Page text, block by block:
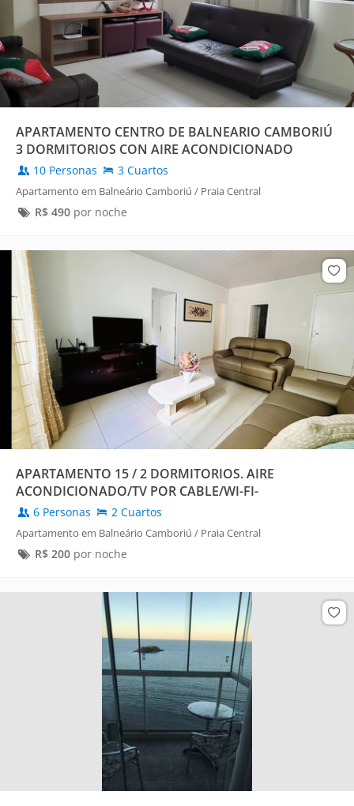
APARTAMENTO CENTRO DE BALNEARIO CAMBORIÚ
3 DORMITORIOS CON AIRE ACONDICIONADO
10 Personas 3 Cuartos
Apartamento em Balneário Camboriú / Praia Central
R$ 490por noche
APARTAMENTO 15 / 2 DORMITORIOS. AIRE
ACONDICIONADO/TV POR CABLE/WI-FI-
6 Personas 2 Cuartos
Apartamento em Balneário Camboriú / Praia Central
R$ 200por noche